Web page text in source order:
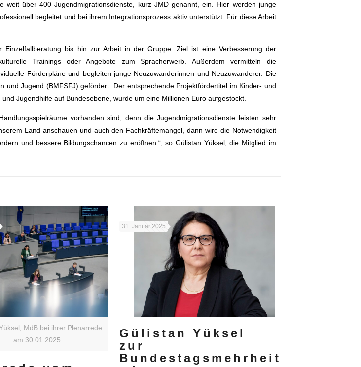
weit über 400 Jugendmigrationsdienste, kurz JMD genannt, ein. Hier werden junge
begleitet und bei ihrem Integrationsprozess aktiv unterstützt. Für diese Arbeit
bis hin zur Arbeit in der Gruppe. Ziel ist eine Verbesserung der
Trainings oder Angebote zum Spracherwerb. Außerdem vermitteln die
Förderpläne und begleiten junge Neuzuwanderinnen und Neuzuwanderer. Die
und Jugend (BMFSFJ) gefördert. Der entsprechende Projektfördertitel im Kinder- und
Jugendhilfe auf Bundesebene, wurde um eine Millionen Euro aufgestockt.
vorhanden sind, denn die Jugendmigrationsdienste leisten sehr
Land anschauen und auch den Fachkräftemangel, dann wird die Notwendigkeit
und bessere Bildungschancen zu eröffnen.“, so Gülistan Yüksel, die Mitglied im
MdB bei ihrer Plenarrede
am 30.01.2025
31. Januar 2025
Gülistan Yüksel
zur
Bundestagsmehrheit